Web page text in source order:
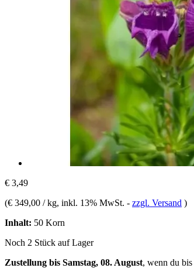
€ 3,49
(€ 349,00 / kg, inkl. 13% MwSt. - zzgl. Versand )
Inhalt: 50 Korn
Noch 2 Stück auf Lager
Zustellung bis Samstag, 08. August, wenn du bis